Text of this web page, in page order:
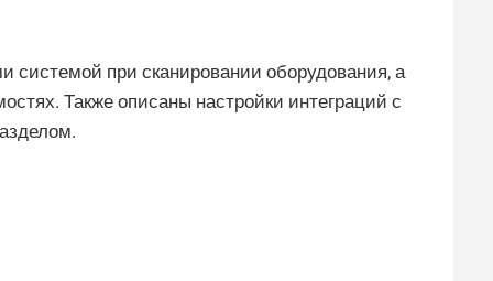
системой при сканировании оборудования, а
Также описаны настройки интеграций с